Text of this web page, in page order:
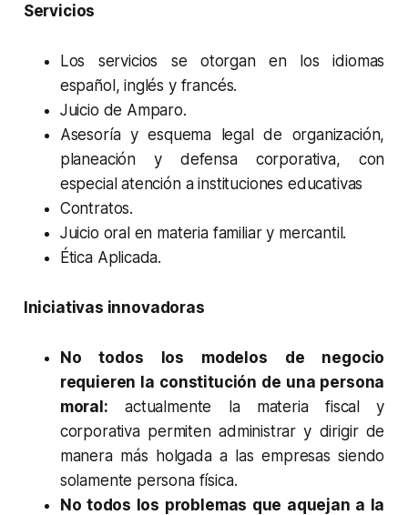
Servicios
Los servicios se otorgan en los idiomas
español, inglés y francés.
Juicio de Amparo.
Asesoría y esquema legal de organización,
planeación y defensa corporativa, con
especial atención a instituciones educativas
Contratos.
Juicio oral en materia familiar y mercantil.
Ética Aplicada.
Iniciativas innovadoras
No todos los modelos de negocio
requieren la constitución de una persona
moral: actualmente la materia fiscal y
corporativa permiten administrar y dirigir de
manera más holgada a las empresas siendo
solamente persona física.
No todos los problemas que aquejan a la